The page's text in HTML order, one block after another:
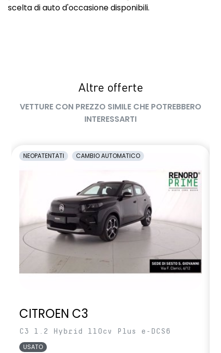
Android via cavo)
scelta di auto d'occasione disponibili.
Altre offerte
VETTURE CON PREZZO SIMILE CHE POTREBBERO
INTERESSARTI
NEOPATENTATI CAMBIO AUTOMATICO
CITROEN C3
C3 1.2 Hybrid 110cv Plus e-DCS6
USATO